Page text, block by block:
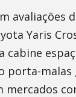
avaliações
Yaris
cabine
porta-malas
mercados